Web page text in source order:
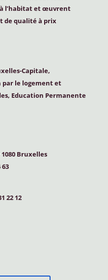
l’habitat et œuvrent
de qualité à prix
Capitale,
par le logement et
Education Permanente
1080 Bruxelles
63
22 12